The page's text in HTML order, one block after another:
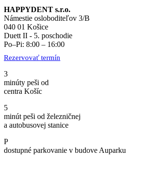
HAPPYDENT s.r.o.
Námestie osloboditeľov 3/B
040 01 Košice
Duett II - 5. poschodie
Po–Pi: 8:00 – 16:00
Rezervovať termín
3
minúty peši od
centra Košíc
5
minút peši od železničnej
a autobusovej stanice
P
dostupné parkovanie v budove Auparku